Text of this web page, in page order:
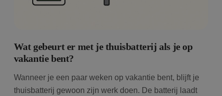
Wat gebeurt er met je thuisbatterij als je op
vakantie bent?
Wanneer je een paar weken op vakantie bent, blijft je
thuisbatterij gewoon zijn werk doen. De batterij laadt